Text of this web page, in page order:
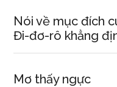
Nói về mục đích
Đi-đơ-rô khẳng
Mơ thấy ngực